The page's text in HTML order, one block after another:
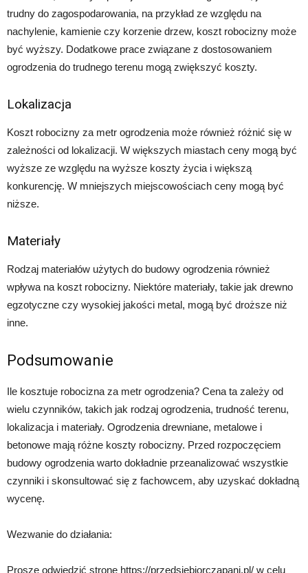
trudny do zagospodarowania, na przykład ze względu na
nachylenie, kamienie czy korzenie drzew, koszt robocizny może
być wyższy. Dodatkowe prace związane z dostosowaniem
ogrodzenia do trudnego terenu mogą zwiększyć koszty.
Lokalizacja
Koszt robocizny za metr ogrodzenia może również różnić się w
zależności od lokalizacji. W większych miastach ceny mogą być
wyższe ze względu na wyższe koszty życia i większą
konkurencję. W mniejszych miejscowościach ceny mogą być
niższe.
Materiały
Rodzaj materiałów użytych do budowy ogrodzenia również
wpływa na koszt robocizny. Niektóre materiały, takie jak drewno
egzotyczne czy wysokiej jakości metal, mogą być droższe niż
inne.
Podsumowanie
Ile kosztuje robocizna za metr ogrodzenia? Cena ta zależy od
wielu czynników, takich jak rodzaj ogrodzenia, trudność terenu,
lokalizacja i materiały. Ogrodzenia drewniane, metalowe i
betonowe mają różne koszty robocizny. Przed rozpoczęciem
budowy ogrodzenia warto dokładnie przeanalizować wszystkie
czynniki i skonsultować się z fachowcem, aby uzyskać dokładną
wycenę.
Wezwanie do działania:
Proszę odwiedzić stronę https://przedsiebiorczapani.pl/ w celu